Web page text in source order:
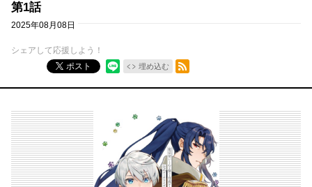
第1話
2025年08月08日
シェアして応援しよう！
ポスト
埋め込む
RSSフィード